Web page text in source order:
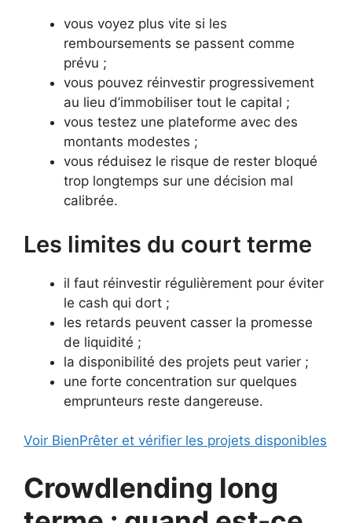
vous voyez plus vite si les
remboursements se passent comme
prévu ;
vous pouvez réinvestir progressivement
au lieu d’immobiliser tout le capital ;
vous testez une plateforme avec des
montants modestes ;
vous réduisez le risque de rester bloqué
trop longtemps sur une décision mal
calibrée.
Les limites du court terme
il faut réinvestir régulièrement pour éviter
le cash qui dort ;
les retards peuvent casser la promesse
de liquidité ;
la disponibilité des projets peut varier ;
une forte concentration sur quelques
emprunteurs reste dangereuse.
Voir BienPrêter et vérifier les projets disponibles
Crowdlending long